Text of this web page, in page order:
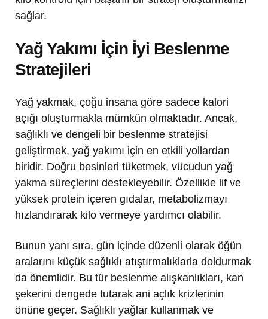
sağlar.
Yağ Yakımı İçin İyi Beslenme
Stratejileri
Yağ yakmak, çoğu insana göre sadece kalori
açığı oluşturmakla mümkün olmaktadır. Ancak,
sağlıklı ve dengeli bir beslenme stratejisi
geliştirmek, yağ yakımı için en etkili yollardan
biridir. Doğru besinleri tüketmek, vücudun yağ
yakma süreçlerini destekleyebilir. Özellikle lif ve
yüksek protein içeren gıdalar, metabolizmayı
hızlandırarak kilo vermeye yardımcı olabilir.
Bunun yanı sıra, gün içinde düzenli olarak öğün
aralarını küçük sağlıklı atıştırmalıklarla doldurmak
da önemlidir. Bu tür beslenme alışkanlıkları, kan
şekerini dengede tutarak ani açlık krizlerinin
önüne geçer. Sağlıklı yağlar kullanmak ve